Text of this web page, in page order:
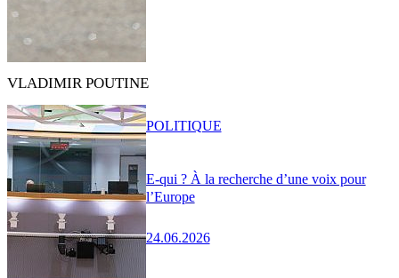
VLADIMIR POUTINE
E-qui ? À la recherche d’une voix pour
l’Europe
24.06.2026
POLITIQUE